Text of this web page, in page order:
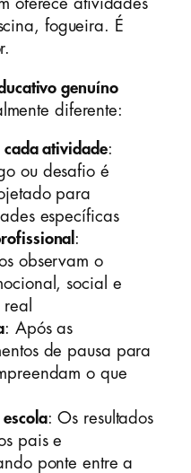
oferece atividades
fogueira. É
genuíno
diferente:
cada atividade:
ou desafio é
para
específicas
:
observam o
social e
: Após as
de pausa para
o que
: Os resultados
pais e
ponte entre a